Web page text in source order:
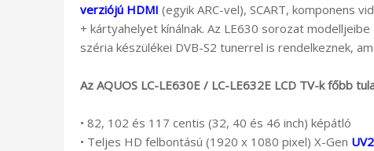
verziójú HDMI (egyik ARC-vel), SCART, komponens
+ kártyahelyet kínálnak. Az LE630 sorozat
széria készülékei DVB-S2 tunerrel is rendelkeznek,
Az AQUOS LC-LE630E / LC-LE632E LCD TV-k főbb
• 82, 102 és 117 centis (32, 40 és 46 inch) képátló
• Teljes HD felbontású (1920 x 1080 pixel) X-Gen